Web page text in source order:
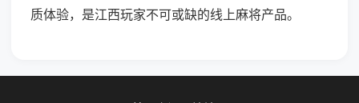
质体验，是江西玩家不可或缺的线上麻将产品。